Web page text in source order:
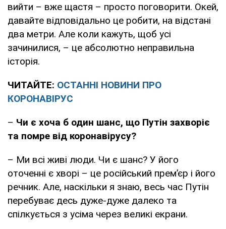
вийти – вже щастя – просто поговорити. Окей,
давайте відповідально це робити, на відстані
два метри. Але коли кажуть, щоб усі
зачинилися, – це абсолютно неправильна
історія.
ЧИТАЙТЕ: ОСТАННІ НОВИНИ ПРО
КОРОНАВІРУС
– Чи є хоча б один шанс, що Путін захворіє
та помре від коронавірусу?
– Ми всі живі люди. Чи є шанс? У його
оточенні є хворі – це російський прем’єр і його
речник. Але, наскільки я знаю, весь час Путін
перебуває десь дуже-дуже далеко та
спілкується з усіма через великі екрани.